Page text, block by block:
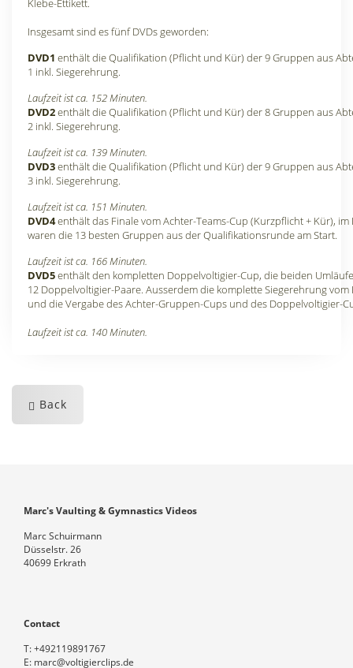
Klebe-Ettikett.
Insgesamt sind es fünf DVDs geworden:
DVD1 enthält die Qualifikation (Pflicht und Kür) der 9 Gruppen aus
1 inkl. Siegerehrung.
Laufzeit ist ca. 152 Minuten.
DVD2enthält die Qualifikation (Pflicht und Kür) der 8 Gruppen aus
2 inkl. Siegerehrung.
Laufzeit ist ca. 139 Minuten.
DVD3enthält die Qualifikation (Pflicht und Kür) der 9 Gruppen aus
3 inkl. Siegerehrung.
Laufzeit ist ca. 151 Minuten.
DVD4enthält das Finale vom Achter-Teams-Cup (Kurzpflicht + Kür), im
waren die 13 besten Gruppen aus der Qualifikationsrunde am Start.
Laufzeit ist ca. 166 Minuten.
DVD5enthält den kompletten Doppelvoltigier-Cup, die beiden
12 Doppelvoltigier-Paare. Ausserdem die komplette Siegerehrung vom
und die Vergabe des Achter-Gruppen-Cups und des Doppelvoltigier-
Laufzeit ist ca. 140 Minuten.
Back
Marc's Vaulting & Gymnastics Videos
Marc Schuirmann
Düsselstr. 26
40699 Erkrath
Contact
T:+492119891767
E: marc@voltigierclips.de